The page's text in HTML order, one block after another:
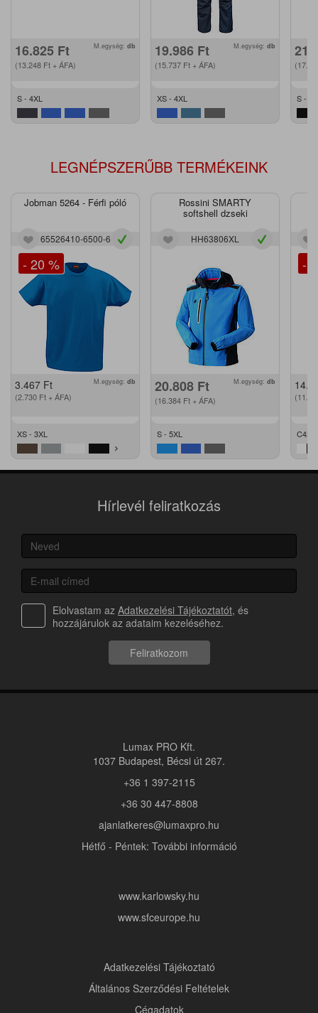
16.825 Ft
(13.248 Ft + ÁFA)
M.egység: db
S - 4XL
19.986 Ft
(15.737 Ft + ÁFA)
M.egység: db
XS - 4XL S -
LEGNÉPSZERŰBB TERMÉKEINK
Jobman 5264 - Férfi póló
65526410-6500-6
- 20 %
3.467 Ft
(2.730 Ft + ÁFA)
M.egység: db
XS - 3XL
Rossini SMARTY
softshell dzseki
HH63806XL
20.808 Ft
(16.384 Ft + ÁFA)
M.egység: db
S - 5XL
-
C42 -
Hírlevél feliratkozás
Elolvastam az Adatkezelési Tájékoztatót, és
hozzájárulok az adataim kezeléséhez.
Feliratkozom
Lumax PRO Kft.
1037 Budapest, Bécsi út 267.
+36 1 397-2115
+36 30 447-8808
ajanlatkeres@lumaxpro.hu
Hétfő - Péntek: További információ
www.karlowsky.hu
www.sfceurope.hu
Adatkezelési Tájékoztató
Általános Szerződési Feltételek
Cégadatok